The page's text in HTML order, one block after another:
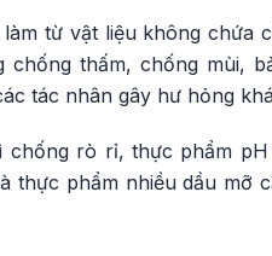
từ vật liệu không chứa
thấm, chống mùi,
tác nhân gây hư hỏng
rò rỉ, thực phẩm
thực phẩm nhiều dầu mỡ